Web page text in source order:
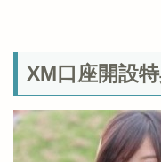
XM口座開設